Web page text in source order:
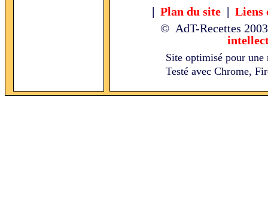
| Plan du site | Liens
© AdT-Recettes
Site optimisé pour
Testé avec Chrome,